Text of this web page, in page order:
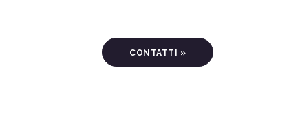
CONTATTI »